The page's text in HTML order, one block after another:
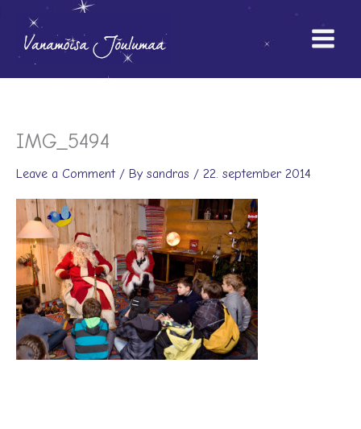
content
IMG_5494
Leave a Comment / By sandras / 22. september 2014